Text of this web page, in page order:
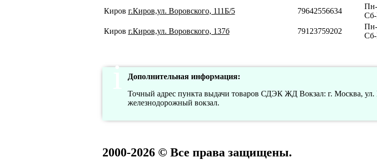
Киров г.Киров,ул. Воровского, 111Б/5 79642556634
Сб-
Киров г.Киров,ул. Воровского, 137б 79123759202
Сб-
Дополнительная информация:
Точный адрес пункта выдачи товаров СДЭК ЖД Вокзал: г. Москва,
железнодорожный вокзал.
2000-2026 © Все права защищены.